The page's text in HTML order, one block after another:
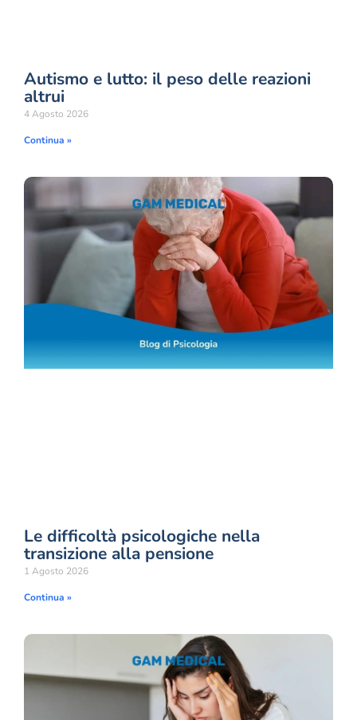
Autismo e lutto: il peso delle reazioni
altrui
4 Agosto 2026
Continua »
Le difficoltà psicologiche nella
transizione alla pensione
1 Agosto 2026
Continua »